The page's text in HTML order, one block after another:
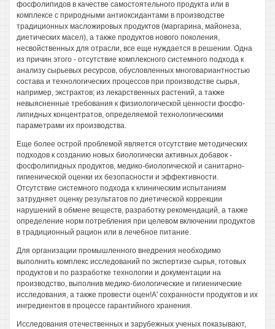
фосфолипидов в качестве самостоятельного продукта или в
комплексе с природными антиоксидантами в производстве
традиционных масложировых продуктов (маргарина, майонеза,
диетических масел), а также продуктов нового поколения,
несвойственных для отрасли, все еще нуждается в решении. Одна
из причин этого - отсутствие комплексного системного подхода к
анализу сырьевых ресурсов, обусловленных многовариантностью
состава и технологических процессов при производстве сырья,
например, экстрактов; из лекарственных растений, а также
невыясненные требования к физиологической ценности фосфо-
липидных концентратов, определяемой технологическими
параметрами их производства.
Еще более острой проблемой является отсутствие методических
подходов к созданию новых биологически активных добавок -
фосфолипидных продуктов, медико-биологической и санитарно-
гигиенической оценки их безопасности и эффективности.
Отсутствие системного подхода к клиническим испытаниям
затрудняет оценку результатов по диетической коррекции
нарушений в обмене веществ, разработку рекомендаций, а также
определение норм потребления при целевом включении продуктов
в традиционный рацион или в лечебное питание.
Для организации промышленного внедрения необходимо
выполнить комплекс исследований по экспертизе сырья, готовых
продуктов и по разработке технологии и документации на
производство, выполнив медико-биологические и гигиенические
исследования, а также провести оцен!А' сохранности продуктов и их
ингредиентов в процессе гарантийного хранения.
Исследования отечественных и зарубежных ученых показывают,